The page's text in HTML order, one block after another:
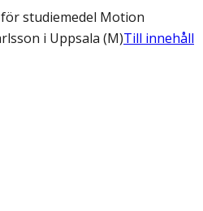
studiemedel Motion
i Uppsala (M)Till innehåll